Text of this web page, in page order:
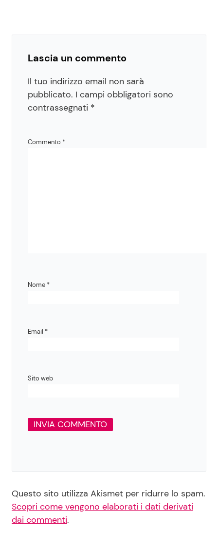
Lascia un commento
Il tuo indirizzo email non sarà
pubblicato. I campi obbligatori sono
contrassegnati *
Commento *
Nome *
Email *
Sito web
Questo sito utilizza Akismet per ridurre lo spam.
Scopri come vengono elaborati i dati derivati
dai commenti.